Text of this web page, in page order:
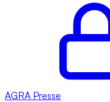
AGRA Presse